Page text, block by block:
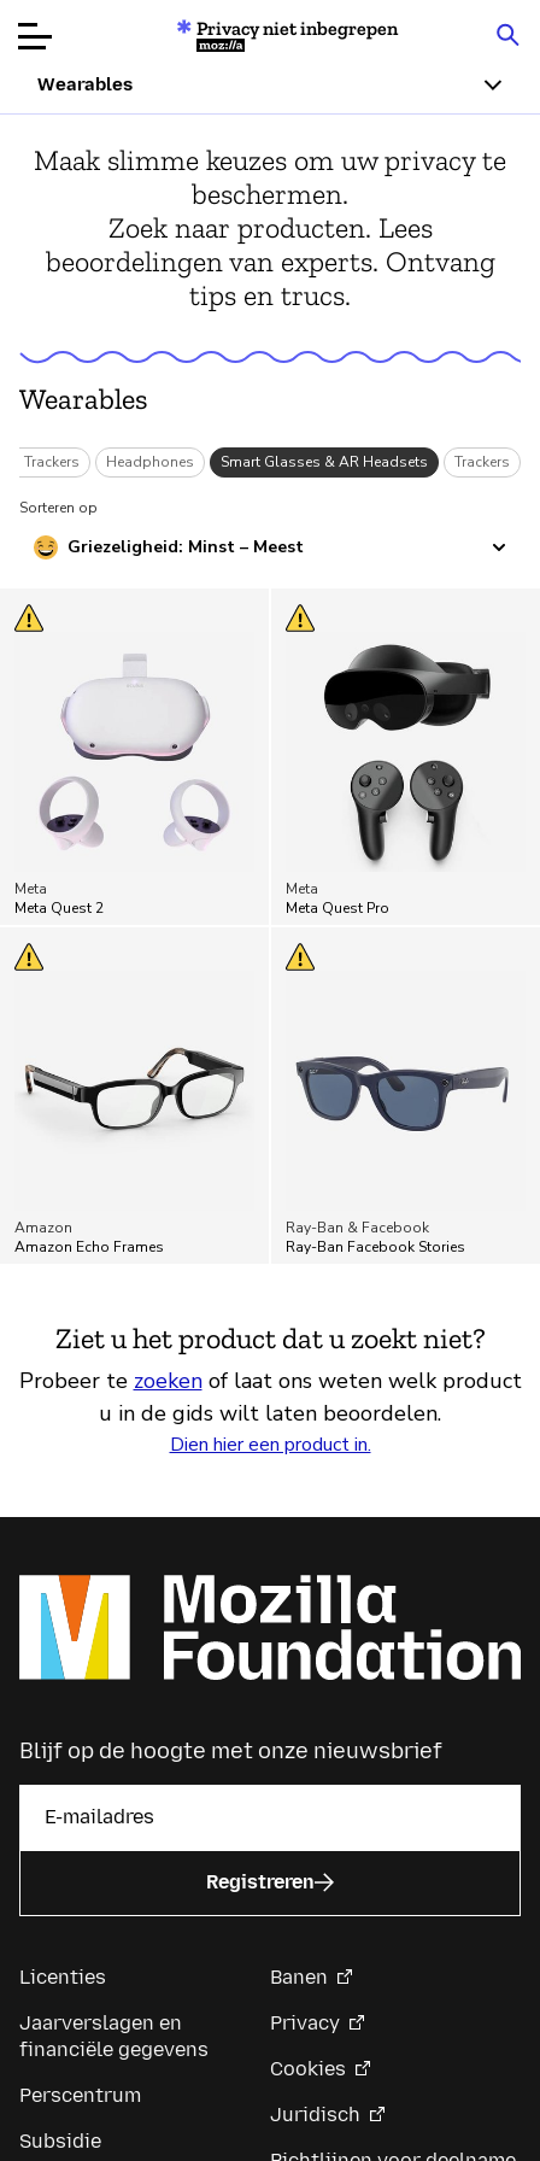
Productbeoordelingen
Articles
Over
Doneren
Privacy niet inbegrepen
Mozilla
Wearables
Maak slimme keuzes om uw privacy te
beschermen.
Zoek naar producten. Lees
beoordelingen van experts. Ontvang
tips en trucs.
Wearables
Trackers Headphones Smart Glasses & AR Headsets Trackers
Sorteren op
Griezeligheid: Minst – Meest
Meta
Meta Quest 2
Meta
Meta Quest Pro
Amazon
Amazon Echo Frames
Ray-Ban & Facebook
Ray-Ban Facebook Stories
Ziet u het product dat u zoekt niet?
Probeer te zoekenof laat ons weten welk product
u in de gids wilt laten beoordelen.
Dien hier een product in.
Blijf op de hoogte met onze nieuwsbrief
Registreren
Licenties
Jaarverslagen en
financiële gegevens
Perscentrum
Subsidie
Banen
Privacy
Cookies
Juridisch